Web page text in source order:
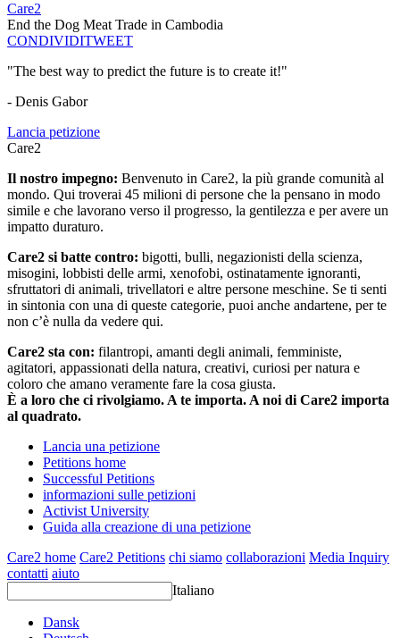
Care2
End the Dog Meat Trade in Cambodia
CONDIVIDITWEET
"The best way to predict the future is to create it!"
- Denis Gabor
Lancia petizione
Care2
Il nostro impegno: Benvenuto in Care2, la più grande comunità al
mondo. Qui troverai 45 milioni di persone che la pensano in modo
simile e che lavorano verso il progresso, la gentilezza e per avere un
impatto duraturo.
Care2 si batte contro: bigotti, bulli, negazionisti della scienza,
misogini, lobbisti delle armi, xenofobi, ostinatamente ignoranti,
sfruttatori di animali, trivellatori e altre persone meschine. Se ti senti
in sintonia con una di queste categorie, puoi anche andartene, per te
non c’è nulla da vedere qui.
Care2 sta con: filantropi, amanti degli animali, femministe,
agitatori, appassionati della natura, creativi, curiosi per natura e
coloro che amano veramente fare la cosa giusta.
È a loro che ci rivolgiamo. A te importa. A noi di Care2 importa
al quadrato.
Lancia una petizione
Petitions home
Successful Petitions
informazioni sulle petizioni
Activist University
Guida alla creazione di una petizione
Care2 home Care2 Petitions chi siamo collaborazioni Media Inquiry
contatti aiuto
Italiano
Dansk